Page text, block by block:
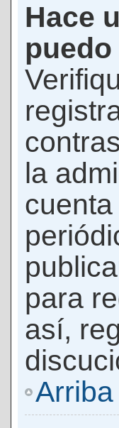
Hace
la
para
así,
Arriba